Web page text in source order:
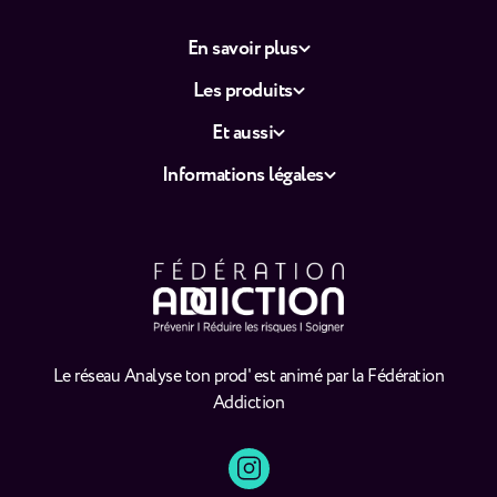
Le réseau Analyse ton prod' est animé par la Fédération
Addiction
En savoir plus
Les produits
Et aussi
Informations légales